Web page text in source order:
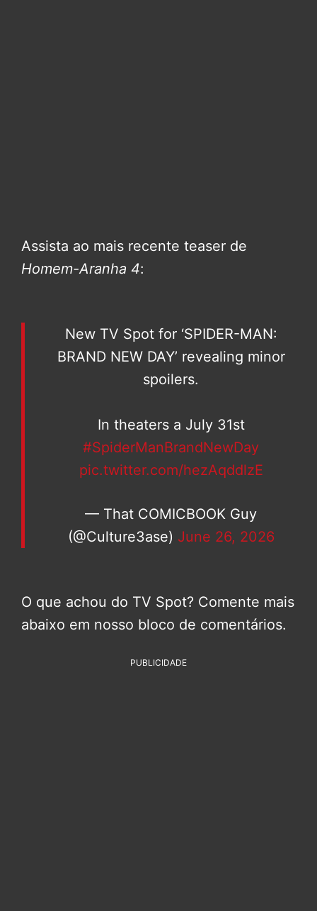
Assista ao mais recente teaser de
Homem-Aranha 4:
New TV Spot for ‘SPIDER-MAN:
BRAND NEW DAY’ revealing minor
spoilers.
In theaters a July 31st
#SpiderManBrandNewDay
pic.twitter.com/hezAqddlzE
— That COMICBOOK Guy
(@Culture3ase) June 26, 2026
O que achou do TV Spot? Comente mais
abaixo em nosso bloco de comentários.
PUBLICIDADE